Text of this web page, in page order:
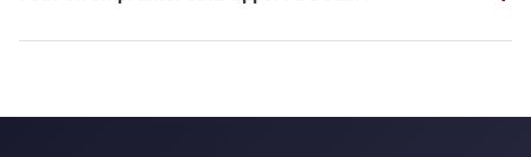
accédants éligibles au PTZ, CDI solides — peuvent obtenir un
qui est réellement faisable.